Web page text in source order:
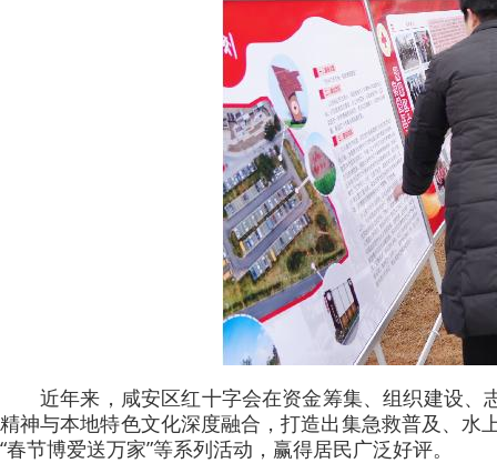
近年来，咸安区红十字会在资金筹集、组织建设
精神与本地特色文化深度融合，打造出集急救普及、水
“春节博爱送万家”等系列活动，赢得居民广泛好评。